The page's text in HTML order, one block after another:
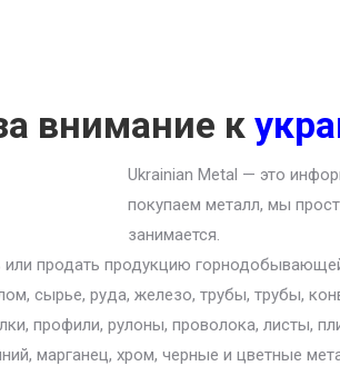
внимание к
Ukrainian Metal — это
покупаем металл, мы
занимается.
или продать продукцию
сырье, руда, железо, трубы, трубы,
профили, рулоны, проволока, листы,
марганец, хром, черные и цветные